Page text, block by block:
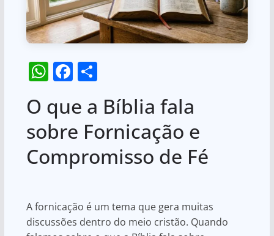
W
h
at
s
A
p
F
a
c
e
b
o
k
S
ar
e
O que a Bíblia fala
sobre Fornicação e
Compromisso de Fé
A fornicação é um tema que gera muitas
discussões dentro do meio cristão. Quando